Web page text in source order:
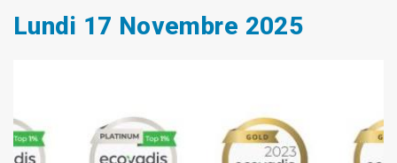
Lundi 17 Novembre 2025